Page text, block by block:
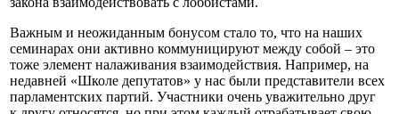
Важным и неожиданным бонусом стало то, что на наших
семинарах они активно коммуницируют между собой – это
тоже элемент налаживания взаимодействия. Например, на
недавней «Школе депутатов» у нас были представители всех
парламентских партий. Участники очень уважительно друг